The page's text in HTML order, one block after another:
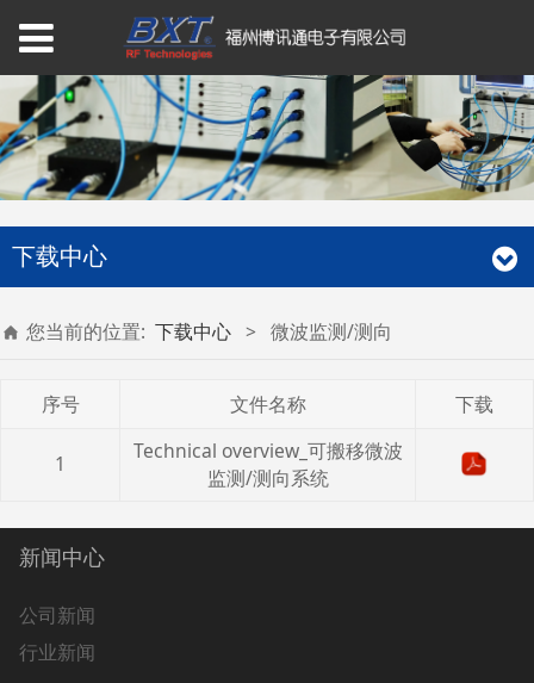
下载中心
您当前的位置: 下载中心 > 微波监测/测向
序号 文件名称 下载
1
Technical overview_可搬移微波
监测/测向系统
新闻中心
公司新闻
行业新闻